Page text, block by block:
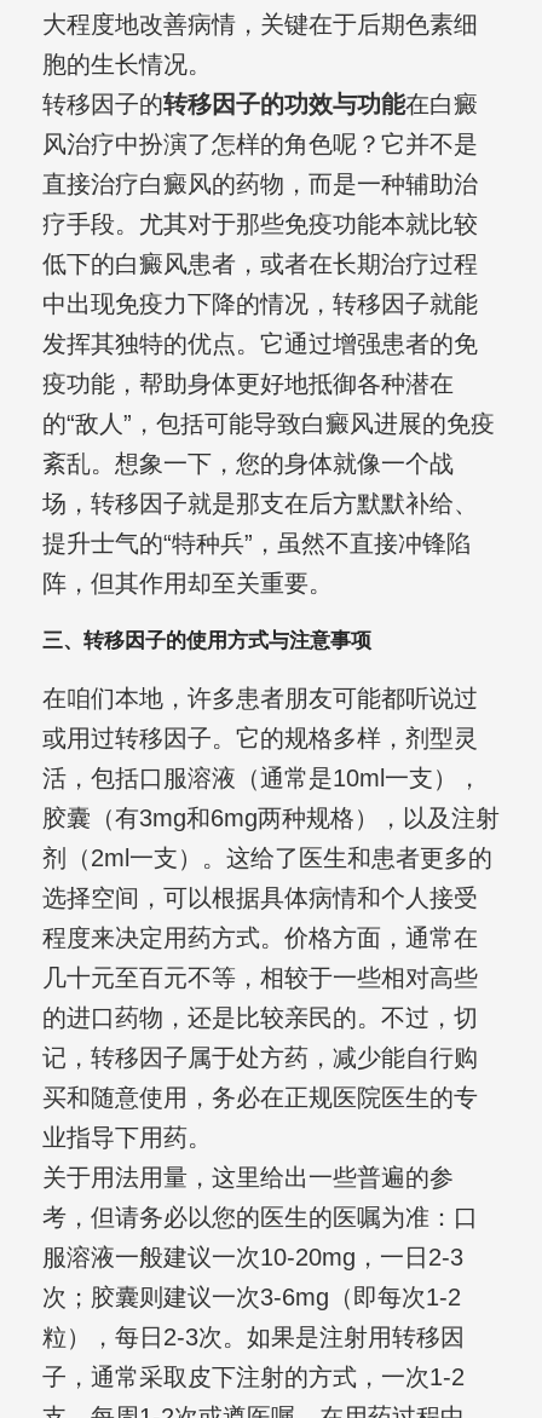
大程度地改善病情，关键在于后期色素细
胞的生长情况。
转移因子的转移因子的功效与功能在白癜
风治疗中扮演了怎样的角色呢？它并不是
直接治疗白癜风的药物，而是一种辅助治
疗手段。尤其对于那些免疫功能本就比较
低下的白癜风患者，或者在长期治疗过程
中出现免疫力下降的情况，转移因子就能
发挥其独特的优点。它通过增强患者的免
疫功能，帮助身体更好地抵御各种潜在
的“敌人”，包括可能导致白癜风进展的免疫
紊乱。想象一下，您的身体就像一个战
场，转移因子就是那支在后方默默补给、
提升士气的“特种兵”，虽然不直接冲锋陷
阵，但其作用却至关重要。
三、转移因子的使用方式与注意事项
在咱们本地，许多患者朋友可能都听说过
或用过转移因子。它的规格多样，剂型灵
活，包括口服溶液（通常是10ml一支），
胶囊（有3mg和6mg两种规格），以及注射
剂（2ml一支）。这给了医生和患者更多的
选择空间，可以根据具体病情和个人接受
程度来决定用药方式。价格方面，通常在
几十元至百元不等，相较于一些相对高些
的进口药物，还是比较亲民的。不过，切
记，转移因子属于处方药，减少能自行购
买和随意使用，务必在正规医院医生的专
业指导下用药。
关于用法用量，这里给出一些普遍的参
考，但请务必以您的医生的医嘱为准：口
服溶液一般建议一次10-20mg，一日2-3
次；胶囊则建议一次3-6mg（即每次1-2
粒），每日2-3次。如果是注射用转移因
子，通常采取皮下注射的方式，一次1-2